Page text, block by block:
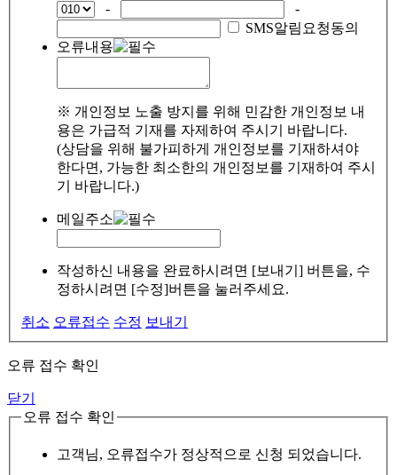
-
-
SMS알림요청동의
오류내용
※ 개인정보 노출 방지를 위해 민감한 개인정보 내
용은 가급적 기재를 자제하여 주시기 바랍니다.
(상담을 위해 불가피하게 개인정보를 기재하셔야
한다면, 가능한 최소한의 개인정보를 기재하여 주시
기 바랍니다.)
메일주소
작성하신 내용을 완료하시려면 [보내기] 버튼을, 수
정하시려면 [수정]버튼을 눌러주세요.
취소 오류접수 수정 보내기
오류 접수 확인
닫기
오류 접수 확인
고객님, 오류접수가 정상적으로 신청 되었습니다.